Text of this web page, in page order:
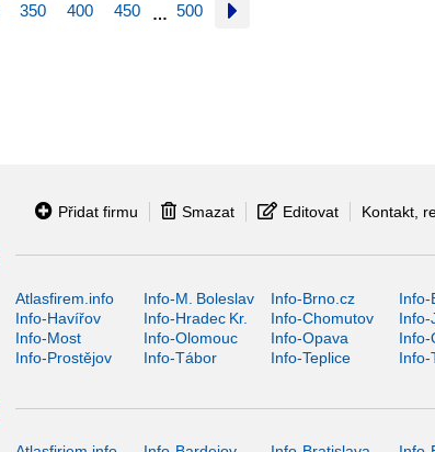
350 400 450 … 500
Přidat firmu Smazat Editovat Kontakt,
Atlasfirem.info Info-M. Boleslav Info-Brno.cz Info-
Info-Havířov
Info-Hradec Kr. Info-Chomutov Info-
Info-Most
Info-Olomouc Info-Opava Info-
Info-Prostějov
Info-Tábor Info-Teplice Info-